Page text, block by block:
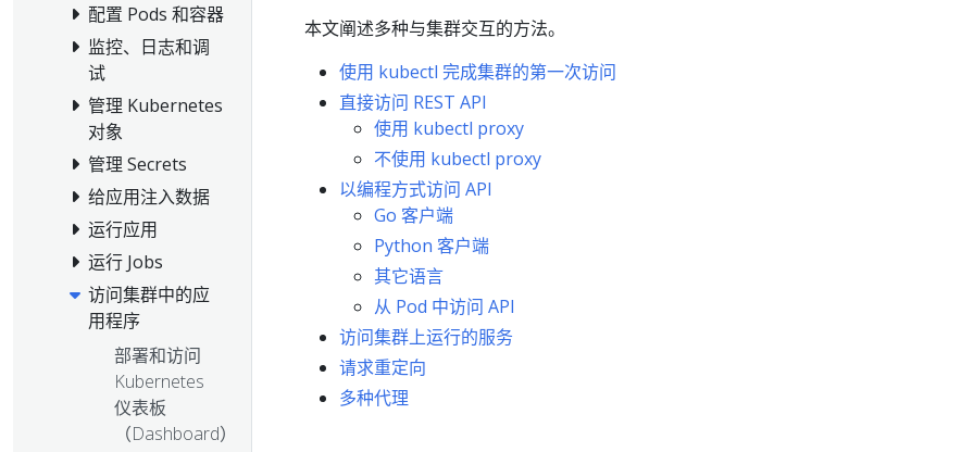
配置 Pods 和容器
监控、日志和调
试
管理 Kubernetes
对象
管理 Secrets
给应用注入数据
运行应用
运行 Jobs
访问集群中的应
用程序
部署和访问
Kubernetes
仪表板
（Dashboard）
本文阐述多种与集群交互的方法。
使用 kubectl 完成集群的第一次访问
直接访问 REST API
使用 kubectl proxy
不使用 kubectl proxy
以编程方式访问 API
Go 客户端
Python 客户端
其它语言
从 Pod 中访问 API
访问集群上运行的服务
请求重定向
多种代理